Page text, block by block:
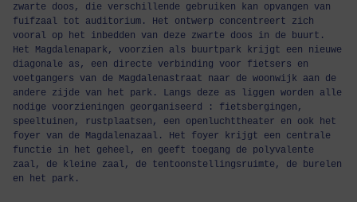
zwarte doos, die verschillende gebruiken kan opvangen van
fuifzaal tot auditorium. Het ontwerp concentreert zich
vooral op het inbedden van deze zwarte doos in de buurt.
Het Magdalenapark, voorzien als buurtpark krijgt een nieuwe
diagonale as, een directe verbinding voor fietsers en
voetgangers van de Magdalenastraat naar de woonwijk aan de
andere zijde van het park. Langs deze as liggen worden alle
nodige voorzieningen georganiseerd : fietsbergingen,
speeltuinen, rustplaatsen, een openluchttheater en ook het
foyer van de Magdalenazaal. Het foyer krijgt een centrale
functie in het geheel, en geeft toegang de polyvalente
zaal, de kleine zaal, de tentoonstellingsruimte, de burelen
en het park.